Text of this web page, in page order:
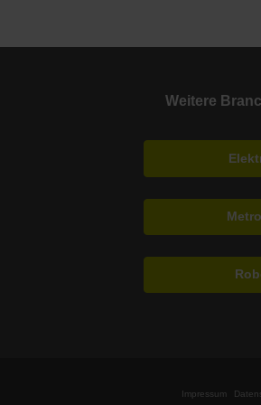
Weitere
Impressum